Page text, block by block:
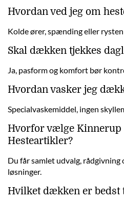
Hvordan ved jeg om
Kolde ører, spænding eller
Skal dækken tjekkes
Ja, pasform og komfort bør
Hvordan vasker jeg
Specialvaskemiddel, ingen
Hvorfor vælge Kinnerup
Hesteartikler?
Du får samlet udvalg, rådgivning
løsninger.
Hvilket dækken er bedst